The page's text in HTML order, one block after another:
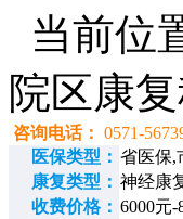
当前位
院区康
咨询电话： 0571-
医保类型： 省医保,
康复类型： 神经康
收费价格： 6000元-